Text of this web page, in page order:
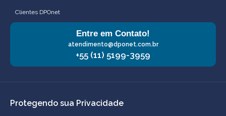
Clientes DPOnet
Entre em Contato!
atendimento@dponet.com.br
+55 (11) 5199-3959
Protegendo sua Privacidade